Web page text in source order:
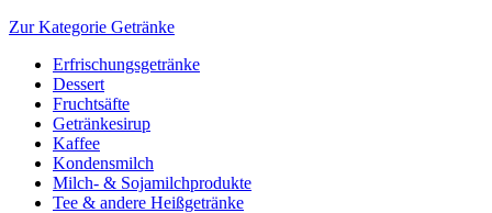
Zur Kategorie Getränke
Erfrischungsgetränke
Dessert
Fruchtsäfte
Getränkesirup
Kaffee
Kondensmilch
Milch- & Sojamilchprodukte
Tee & andere Heißgetränke